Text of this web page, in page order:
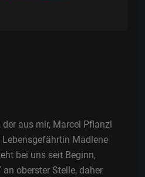
aus mir, Marcel Pflanzl
Madlene
bei uns seit Beginn,
oberster Stelle, daher